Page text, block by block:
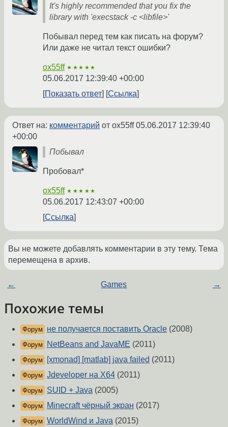
It's highly recommended that you fix the
library with 'execstack -c <libfile>'
Побывал перед тем как писать на форум?
Или даже не читал текст ошибки?
ox55ff ★★★★★
05.06.2017 12:39:40 +00:00
Показать ответ
Ссылка
Ответ на: комментарий от ox55ff05.06.2017 12:39:40
+00:00
Побывал
Пробовал*
ox55ff ★★★★★
05.06.2017 12:43:07 +00:00
Ссылка
Вы не можете добавлять комментарии в эту тему. Тема
перемещена в архив.
← Games →
Похожие темы
Форум не получается поставить Oracle (2008)
Форум NetBeans and JavaME (2011)
Форум [xmonad] [matlab] java failed (2011)
Форум Jdeveloper на X64 (2011)
Форум SUID + Java (2005)
Форум Minecraft чёрный экран (2017)
Форум WorldWind и Java (2015)